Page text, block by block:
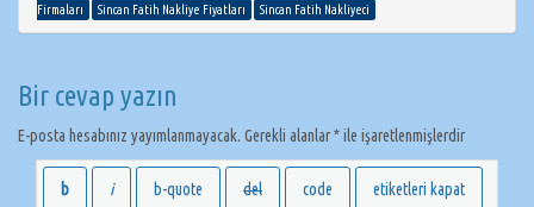
Firmaları
Sincan Fatih Nakliye Fiyatları Sincan Fatih Nakliyeci
Bir cevap yazın
E-posta hesabınız yayımlanmayacak. Gerekli alanlar*ile işaretlenmişlerdir